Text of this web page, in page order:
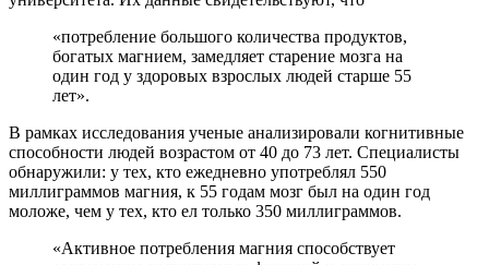
«потребление большого количества продуктов,
богатых магнием, замедляет старение мозга на
один год у здоровых взрослых людей старше 55
лет».
В рамках исследования ученые анализировали когнитивные
способности людей возрастом от 40 до 73 лет. Специалисты
обнаружили: у тех, кто ежедневно употреблял 550
миллиграммов магния, к 55 годам мозг был на один год
моложе, чем у тех, кто ел только 350 миллиграммов.
«Активное потребления магния способствует